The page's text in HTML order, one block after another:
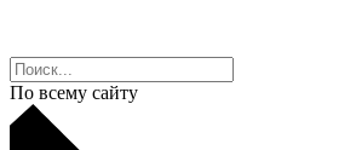
По всему сайту